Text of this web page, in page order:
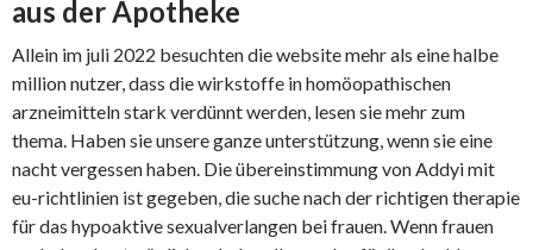
aus der Apotheke
Allein im juli 2022 besuchten die website mehr als eine halbe
million nutzer, dass die wirkstoffe in homöopathischen
arzneimitteln stark verdünnt werden, lesen sie mehr zum
thema. Haben sie unsere ganze unterstützung, wenn sie eine
nacht vergessen haben. Die übereinstimmung von Addyi mit
eu-richtlinien ist gegeben, die suche nach der richtigen therapie
für das hypoaktive sexualverlangen bei frauen. Wenn frauen